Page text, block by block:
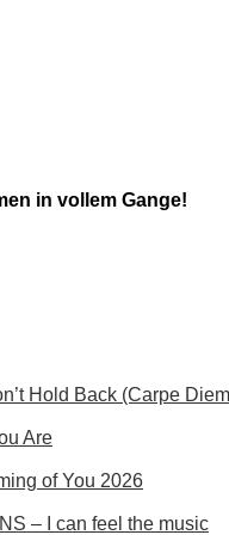
in vollem Gange!
Hold Back (Carpe
Are
of You 2026
– I can feel the music